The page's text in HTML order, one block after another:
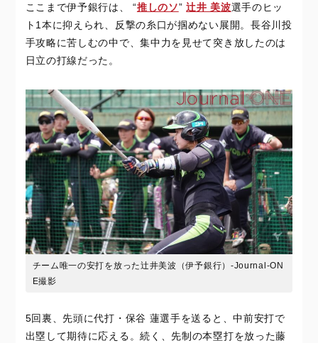
ここまで伊予銀行は、 “推しのソ”辻井 美波選手のヒッ
ト1本に抑えられ、反撃の糸口が掴めない展開。長谷川投
手攻略に苦しむの中で、集中力を見せて突き放したのは
日立の打線だった。
チーム唯一の安打を放った辻井美波（伊予銀行）-Journal-ON
E撮影
5回裏、先頭に代打・保谷 蓮選手を送ると、中前安打で
出塁して期待に応える。続く、先制の本塁打を放った藤